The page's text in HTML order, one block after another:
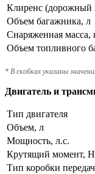
Клиренс (дорожный
Объем багажника, л
Снаряженная масса,
Объем топливного
* В скобках указаны
Двигатель и
Тип двигателя
Объем, л
Мощность, л.с.
Крутящий момент,
Тип коробки передач